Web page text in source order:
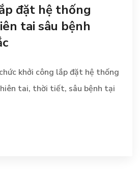
đặt hệ thống
tai sâu bệnh
khởi công lắp đặt hệ thống
tai, thời tiết, sâu bệnh tại